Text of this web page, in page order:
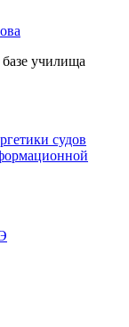
базе училища
судов